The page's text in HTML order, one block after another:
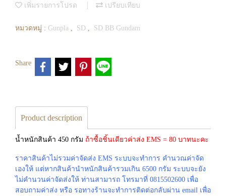
เพิ่มรายการโปรด เปรียบเทียบ
หมวดหมู่ : Gunpla , SD , SD BB Gundam
Share
Product description
น้ำหนักสินค้า 450 กรัม ถ้าซื้อชิ้นเดียวค่าส่ง EMS = 80 บาทนะคะ
ราคาสินค้าไม่รวมค่าจัดส่ง EMS ระบบจะทำการ คำนวณค่าจัด
เองให้ แต่หากสินค้านำหนักสินค้ารวมเกิน 6500 กรัม ระบบจะยัง
ไม่คำนวนค่าจัดส่งให้ ท่านสามารถ โทรมาที่ 0815502600 เพื่อ
สอบถามค่าส่ง หรือ รอทางร้านจะทำการติดต่อกลับผ่าน email เพื่อ